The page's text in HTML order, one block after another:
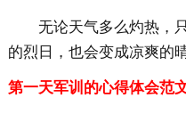
无论天气多么灼热，
的烈日，也会变成凉爽的晴
第一天军训的心得体会范